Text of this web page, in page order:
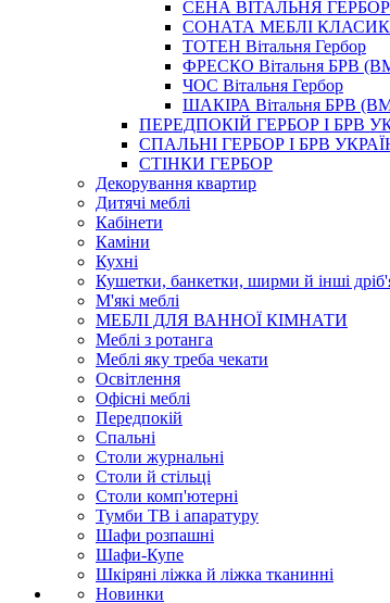
СЕНА ВІТАЛЬНЯ ГЕРБОР
СОНАТА МЕБЛІ КЛАСИКА
ТОТЕН Вітальня Гербор
ФРЕСКО Вітальня БРВ
ЧОС Вітальня Гербор
ШАКІРА Вітальня БРВ
ПЕРЕДПОКІЙ ГЕРБОР І БРВ
СПАЛЬНІ ГЕРБОР І БРВ
СТІНКИ ГЕРБОР
Декорування квартир
Дитячі меблі
Кабінети
Каміни
Кухні
Кушетки, банкетки, ширми й інші
М'які меблі
МЕБЛІ ДЛЯ ВАННОЇ КІМНАТИ
Меблі з ротанга
Меблі яку треба чекати
Освітлення
Офісні меблі
Передпокій
Спальні
Столи журнальні
Столи й стільці
Столи комп'ютерні
Тумби ТВ і апаратуру
Шафи розпашні
Шафи-Купе
Шкіряні ліжка й ліжка тканинні
Новинки